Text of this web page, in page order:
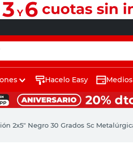
Hacelo Easy
2x5" Negro 30 Grados Sc